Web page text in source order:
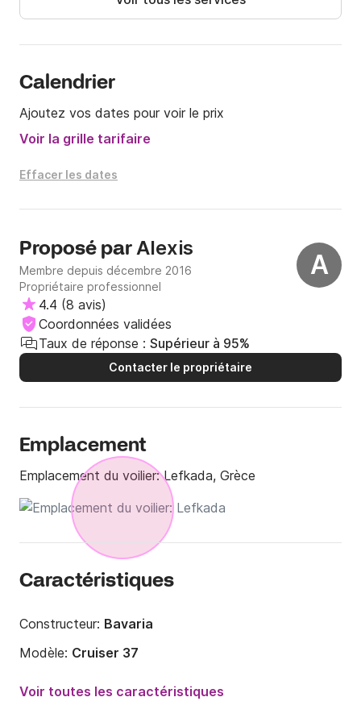
un message au Click&Boat!
Calendrier
Ajoutez vos dates pour voir le prix
Voir la grille tarifaire
Effacer les dates
A
Proposé parAlexis
Membre depuis décembre 2016
Propriétaire professionnel
4.4 (8 avis)
Coordonnées validées
Taux de réponse : Supérieur à 95%
Contacter le propriétaire
Emplacement
Emplacement du voilier:Lefkada, Grèce
Caractéristiques
Constructeur: Bavaria
Modèle: Cruiser 37
Année:
Voir toutes les caractéristiques